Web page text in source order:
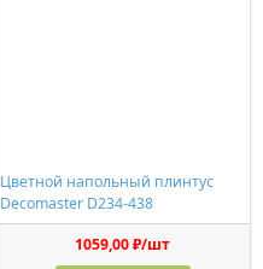
Цветной напольный плинтус
Decomaster D234-438
1059,00 ₽/шт